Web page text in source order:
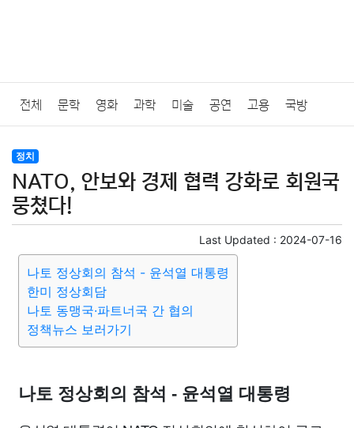
전체 문학 영화 과학 미술 공연 고용 국방
법률
질병 가요 방송 일상 주식 암호화폐 블록체인
미용 증권 인테리어
요리 상품리뷰 원예 금융 게임
대출 자동차 취미 여행 맛집
정치
NATO, 안보와 경제 협력 강화로 회원국
뭉쳤다!
Last Updated : 2024-07-16
나토 정상회의 참석 - 윤석열 대통령
한미 정상회담
나토 동맹국·파트너국 간 협의
정책뉴스 보러가기
나토 정상회의 참석 - 윤석열 대통령